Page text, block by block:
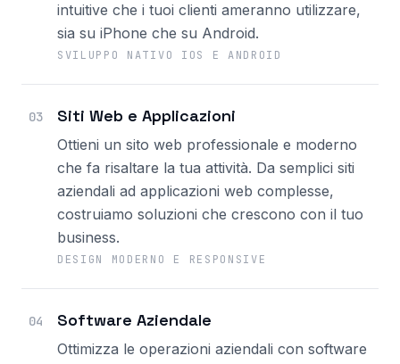
intuitive che i tuoi clienti ameranno utilizzare,
sia su iPhone che su Android.
SVILUPPO NATIVO IOS E ANDROID
03 Siti Web e Applicazioni
Ottieni un sito web professionale e moderno
che fa risaltare la tua attività. Da semplici siti
aziendali ad applicazioni web complesse,
costruiamo soluzioni che crescono con il tuo
business.
DESIGN MODERNO E RESPONSIVE
04 Software Aziendale
Ottimizza le operazioni aziendali con software